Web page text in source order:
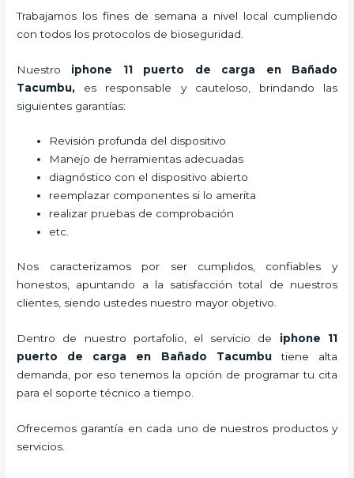
Trabajamos los fines de semana a nivel local cumpliendo
con todos los protocolos de bioseguridad.
Nuestro iphone 11 puerto de carga
en Bañado
Tacumbu, es responsable y cauteloso, brindando las
siguientes garantías:
Revisión profunda del dispositivo
Manejo de herramientas adecuadas
diagnóstico con el dispositivo abierto
reemplazar componentes si lo amerita
realizar pruebas de comprobación
etc.
Nos caracterizamos por ser cumplidos, confiables y
honestos, apuntando a la satisfacción total de nuestros
clientes, siendo ustedes nuestro mayor objetivo.
Dentro de nuestro portafolio, el servicio de iphone 11
puerto de carga
en Bañado Tacumbutiene alta
demanda, por eso tenemos la opción de programar tu cita
para el soporte técnico a tiempo.
Ofrecemos garantía en cada uno de nuestros productos y
servicios.